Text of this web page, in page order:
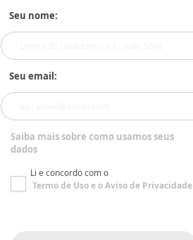
Seu nome:
Seu email:
Saiba mais sobre como usamos seus
dados
Li e concordo com o
Termo de Usoe oAviso de Privacidade